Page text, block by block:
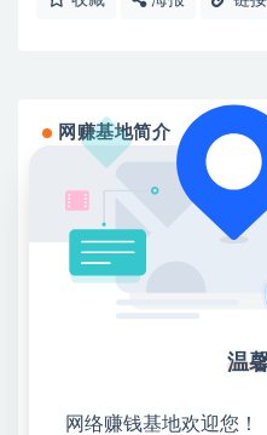
网赚基地简介
站长微信：无
❤本站：本站整合多方资
类&副业类，资源丰富 物
❤能助您：找项目 + 低成
各种项目 + 提升网创认知
❤本站为众多团队提供了
开启网络之门，广受好评
早为您提供丰盛价值。祝
温
网络赚钱基地欢迎您！